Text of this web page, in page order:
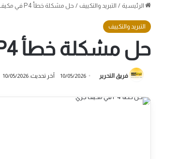
الرئيسية / التبريد والتكييف / حل مشكلة خطأ P4 في مكيف جري – حماية الحمل الزائد للوحدة الداخلية
التبريد والتكييف
حل مشكلة خطأ P4 في مكيف جري – حماية الحمل الزائد للوحدة الداخلية
فريق التحرير 10/05/2026 آخر تحديث: 10/05/2026